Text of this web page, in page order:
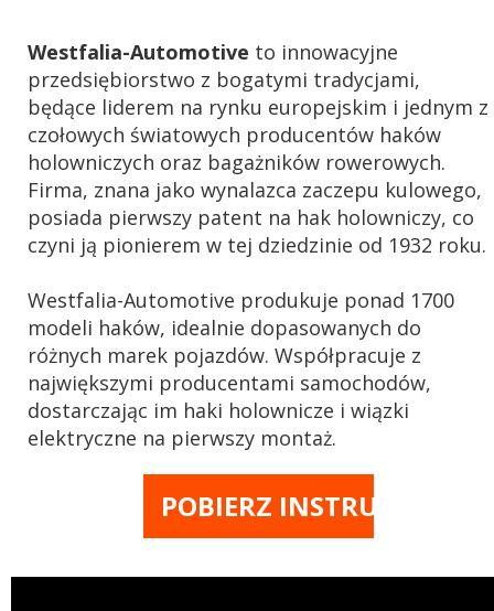
Westfalia-Automotive to innowacyjne
przedsiębiorstwo z bogatymi tradycjami,
będące liderem na rynku europejskim i jednym z
czołowych światowych producentów haków
holowniczych oraz bagażników rowerowych.
Firma, znana jako wynalazca zaczepu kulowego,
posiada pierwszy patent na hak holowniczy, co
czyni ją pionierem w tej dziedzinie od 1932 roku.
Westfalia-Automotive produkuje ponad 1700
modeli haków, idealnie dopasowanych do
różnych marek pojazdów. Współpracuje z
największymi producentami samochodów,
dostarczając im haki holownicze i wiązki
elektryczne na pierwszy montaż.
POBIERZ INSTRUKCJĘ